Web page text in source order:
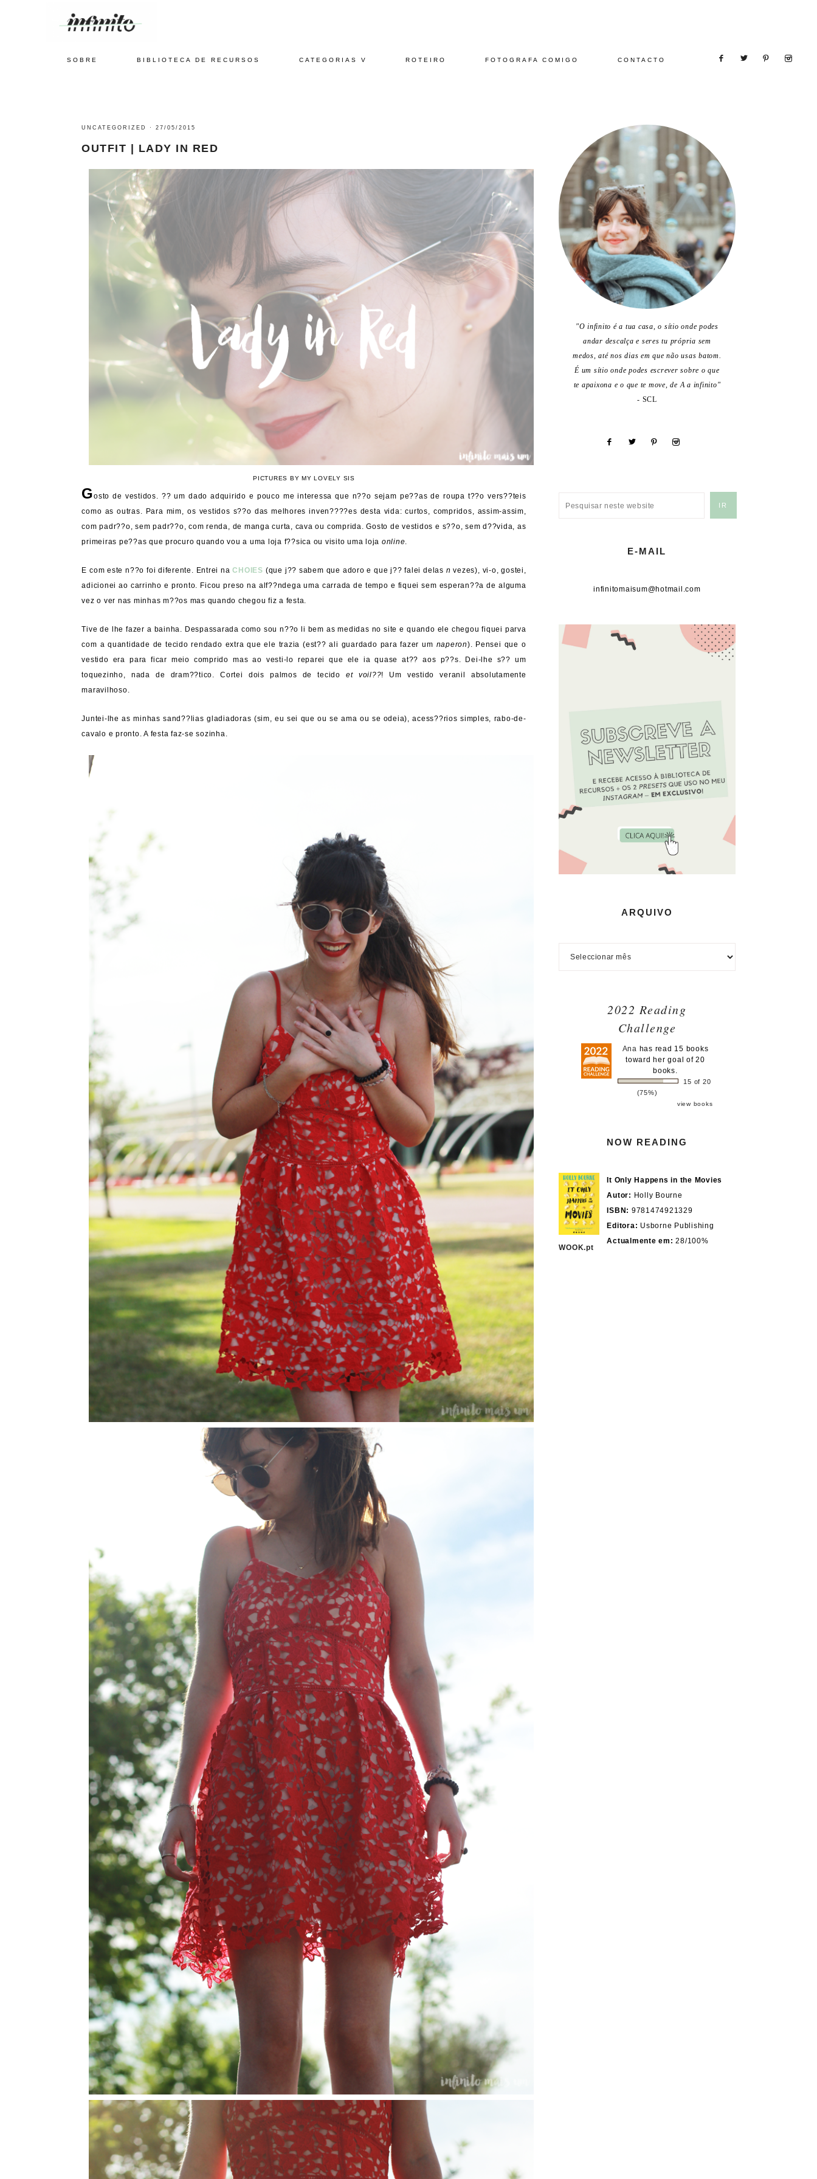
SOBRE BIBLIOTECA DE RECURSOS CATEGORIAS V ROTEIRO FOTOGRAFA COMIGO CONTACTO
UNCATEGORIZED ·27/05/2015
OUTFIT | LADY IN RED
PICTURES BY MY LOVELY SIS
Gosto de vestidos. ?? um dado adquirido e pouco me interessa que n??o sejam pe??as de roupa t??o vers??teis
como as outras. Para mim, os vestidos s??o das melhores inven????es desta vida: curtos, compridos, assim-assim,
com padr??o, sem padr??o, com renda, de manga curta, cava ou comprida. Gosto de vestidos e s??o, sem d??vida, as
primeiras pe??as que procuro quando vou a uma loja f??sica ou visito uma loja online.
E com este n??o foi diferente. Entrei naCHOIES (que j?? sabem que adoro e que j?? falei delas n vezes), vi-o, gostei,
adicionei ao carrinho e pronto. Ficou preso na alf??ndega uma carrada de tempo e fiquei sem esperan??a de alguma
vez o ver nas minhas m??os mas quando chegou fiz a festa.
Tive de lhe fazer a bainha. Despassarada como sou n??o li bem as medidas no site e quando ele chegou fiquei parva
com a quantidade de tecido rendado extra que ele trazia (est?? ali guardado para fazer um naperon). Pensei que o
vestido era para ficar meio comprido mas ao vesti-lo reparei que ele ia quase at?? aos p??s. Dei-lhe s?? um
toquezinho, nada de dram??tico. Cortei dois palmos de tecidoet voil??! Um vestido veranil absolutamente
maravilhoso.
Juntei-lhe as minhas sand??lias gladiadoras (sim, eu sei que ou se ama ou se odeia), acess??rios simples, rabo-de-
cavalo e pronto. A festa faz-se sozinha.
"O infinito é a tua casa, o sítio onde podes
andar descalça e seres tu própria sem
medos, até nos dias em que não usas batom.
É um sítio onde podes escrever sobre o que
te apaixona e o que te move, de A a infinito"
- SCL
E-MAIL
infinitomaisum@hotmail.com
ARQUIVO
2022 Reading
Challenge
Ana has read 15 books
toward her goal of 20
books.
15 of 20
(75%)
view books
NOW READING
WOOK.pt
It Only Happens in the Movies
Autor: Holly Bourne
ISBN: 9781474921329
Editora: Usborne Publishing
Actualmente em: 28/100%